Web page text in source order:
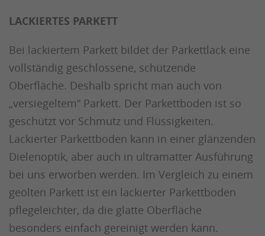
LACKIERTES PARKETT
Bei lackiertem Parkett bildet der Parkettlack eine
vollständig geschlossene, schützende
Oberfläche. Deshalb spricht man auch von
„versiegeltem“ Parkett. Der Parkettboden ist so
geschützt vor Schmutz und Flüssigkeiten.
Lackierter Parkettboden kann in einer glänzenden
Dielenoptik, aber auch in ultramatter Ausführung
bei uns erworben werden. Im Vergleich zu einem
geölten Parkett ist ein lackierter Parkettboden
pflegeleichter, da die glatte Oberfläche
besonders einfach gereinigt werden kann.